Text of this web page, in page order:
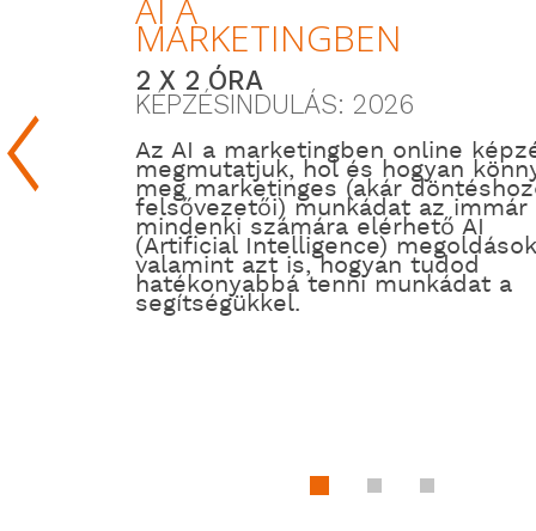
AI A
MARKETINGBEN
2 X 2 ÓRA
KÉPZÉSINDULÁS: 2026
Az AI a marketingben online
megmutatjuk, hol és hogyan
meg marketinges (akár
felsővezetői) munkádat az immár
mindenki számára elérhető AI
(Artificial Intelligence)
valamint azt is, hogyan tudod
hatékonyabbá tenni munkádat a
segítségükkel.